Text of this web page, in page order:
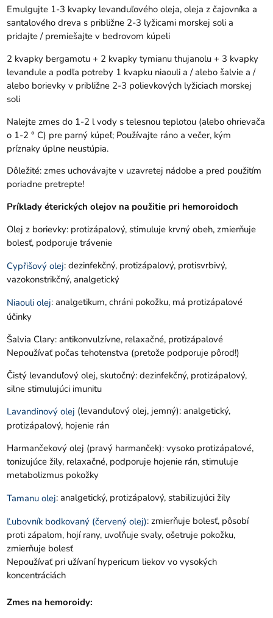
Emulgujte 1-3 kvapky levanduľového oleja, oleja z čajovníka a
santalového dreva s približne 2-3 lyžicami morskej soli a
pridajte / premiešajte v bedrovom kúpeli
2 kvapky bergamotu + 2 kvapky tymianu thujanolu + 3 kvapky
levandule a podľa potreby 1 kvapku niaouli a / alebo šalvie a /
alebo borievky v približne 2-3 polievkových lyžiciach morskej
soli
Nalejte zmes do 1-2 l vody s telesnou teplotou (alebo ohrievača
o 1-2 ° C) pre parný kúpeľ; Používajte ráno a večer, kým
príznaky úplne neustúpia.
Dôležité: zmes uchovávajte v uzavretej nádobe a pred použitím
poriadne pretrepte!
Príklady éterických olejov na použitie pri hemoroidoch
Olej z borievky: protizápalový, stimuluje krvný obeh, zmierňuje
bolesť, podporuje trávenie
Cypřišový olej: dezinfekčný, protizápalový, protisvrbivý,
vazokonstrikčný, analgetický
Niaouli olej: analgetikum, chráni pokožku, má protizápalové
účinky
Šalvia Clary: antikonvulzívne, relaxačné, protizápalové
Nepoužívať počas tehotenstva (pretože podporuje pôrod!)
Čistý levanduľový olej, skutočný: dezinfekčný, protizápalový,
silne stimulujúci imunitu
Lavandinový olej (levanduľový olej, jemný): analgetický,
protizápalový, hojenie rán
Harmančekový olej (pravý harmanček): vysoko protizápalové,
tonizujúce žily, relaxačné, podporuje hojenie rán, stimuluje
metabolizmus pokožky
Tamanu olej: analgetický, protizápalový, stabilizujúci žily
Ľubovník bodkovaný (červený olej): zmierňuje bolesť, pôsobí
proti zápalom, hojí rany, uvoľňuje svaly, ošetruje pokožku,
zmierňuje bolesť
Nepoužívať pri užívaní hypericum liekov vo vysokých
koncentráciách
Zmes na hemoroidy: